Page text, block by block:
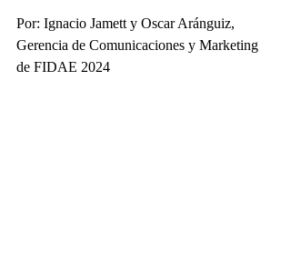
Por: Ignacio Jamett y Oscar Aránguiz,
Gerencia de Comunicaciones y Marketing
de FIDAE 2024